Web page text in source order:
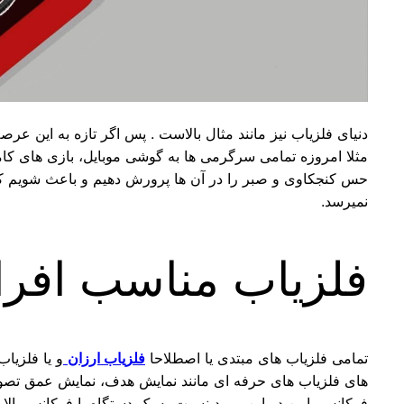
دنیای فلزیاب نیز مانند مثال بالاست . پس اگر تازه به این
مثلا امروزه تمامی سرگرمی ها به گوشی موبایل، بازی های
حس کنجکاوی و صبر را در آن ها پرورش دهیم و باعث شویم
نمیرسد.
فلزیاب مناسب
تمامی فلزیاب های مبتدی یا اصطلاحا فلزیاب ارزان و یا
های فلزیاب های حرفه ای مانند نمایش هدف، نمایش عمق